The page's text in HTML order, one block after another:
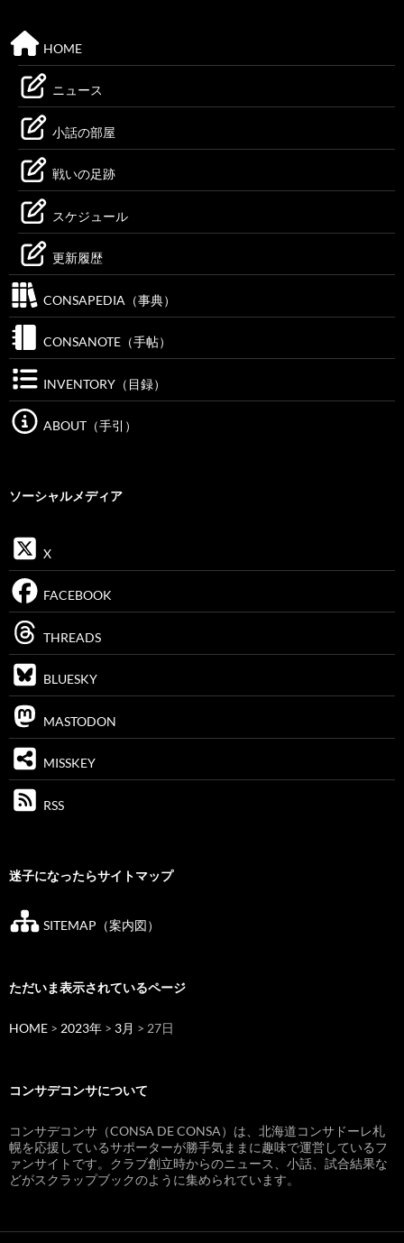
HOME
ニュース
小話の部屋
戦いの足跡
スケジュール
更新履歴
CONSAPEDIA（事典）
CONSANOTE（手帖）
INVENTORY（目録）
ABOUT（手引）
ソーシャルメディア
X
FACEBOOK
THREADS
BLUESKY
MASTODON
MISSKEY
RSS
迷子になったらサイトマップ
SITEMAP（案内図）
ただいま表示されているページ
HOME > 2023年 > 3月 > 27日
コンサデコンサについて
コンサデコンサ（CONSA DE CONSA）は、北海道コンサドーレ札
幌を応援しているサポーターが勝手気ままに趣味で運営しているフ
ァンサイトです。クラブ創立時からのニュース、小話、試合結果な
どがスクラップブックのように集められています。